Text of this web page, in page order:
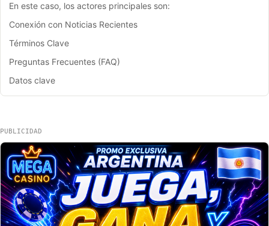
En este caso, los actores principales son:
Conexión con Noticias Recientes
Términos Clave
Preguntas Frecuentes (FAQ)
Datos clave
PUBLICIDAD